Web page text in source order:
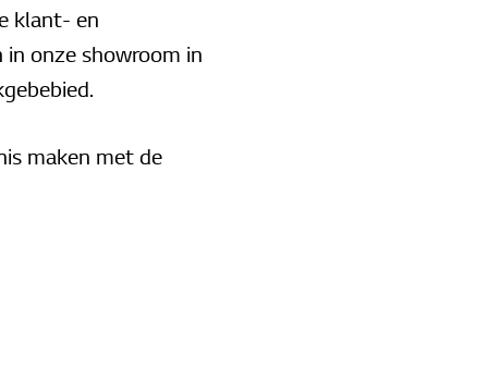
klant- en
onze showroom in
maken met de